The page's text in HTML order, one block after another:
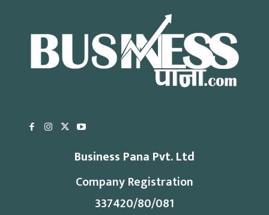
Business Pana Pvt. Ltd
Company Registration
337420/80/081